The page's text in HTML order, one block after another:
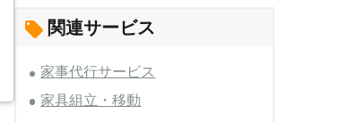
関連サービス
家事代行サービス
家具組立・移動